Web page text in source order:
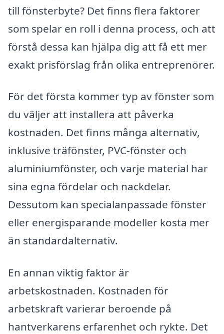
till fönsterbyte? Det finns flera faktorer
som spelar en roll i denna process, och att
förstå dessa kan hjälpa dig att få ett mer
exakt prisförslag från olika entreprenörer.
För det första kommer typ av fönster som
du väljer att installera att påverka
kostnaden. Det finns många alternativ,
inklusive träfönster, PVC-fönster och
aluminiumfönster, och varje material har
sina egna fördelar och nackdelar.
Dessutom kan specialanpassade fönster
eller energisparande modeller kosta mer
än standardalternativ.
En annan viktig faktor är
arbetskostnaden. Kostnaden för
arbetskraft varierar beroende på
hantverkarens erfarenhet och rykte. Det